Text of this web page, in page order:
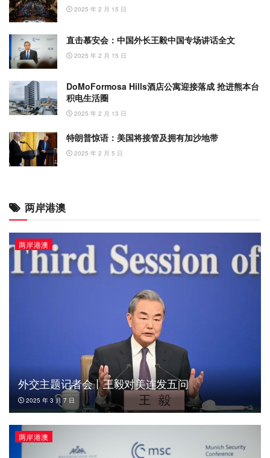
2025 年 2 月 15 日
直击慕安会：中国外长王毅中国专场讲话全文
2025 年 2 月 15 日
DoMoFormosa Hills酒店公寓迎接落成 抢进熊本台
积电生活圈
2025 年 2 月 13 日
特朗普惊语：美国将接管及拥有加沙地带
2025 年 2 月 5 日
两岸港澳
两岸港澳
外交主题记者会丨王毅对美连发五问
2025 年 3 月 7 日
两岸港澳